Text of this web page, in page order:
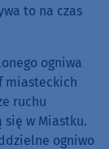
to na czas
ogniwa
miasteckich
ruchu
w Miastku.
ogniwo